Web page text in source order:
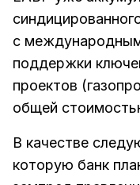
с
поддержки
проектов
общей
В качестве
которую банк